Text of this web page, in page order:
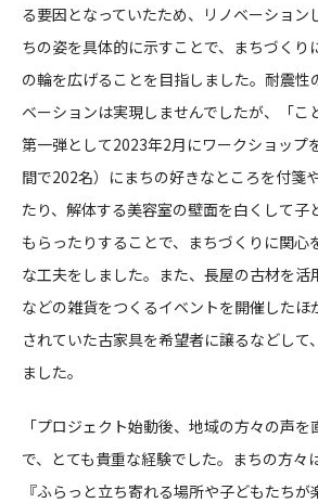
る要因となっていたため、リノベーション
ちの姿を具体的に示すことで、まちづくり
の輪を広げることを目指しました。耐震性
ベーションは実現しませんでしたが、「こ
第一弾として2023年2月にワークショップ
間で202名）にまちの好きなところを付箋
たり、解体する美容室の壁面を白くして子
もらったりすることで、まちづくりに関心
な工夫をしました。また、長屋の古材を活
などの雑貨をつくるイベントを開催したほ
されていた古家具を希望者に譲るなどして
ました。
「プロジェクト始動後、地域の方々の声
で、とても貴重な経験でした。まちの方々
『ふらっと立ち寄れる場所や子どもたち